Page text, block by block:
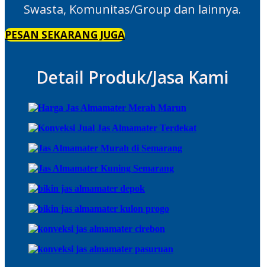
Swasta, Komunitas/Group dan lainnya.
PESAN SEKARANG JUGA
Detail Produk/Jasa Kami